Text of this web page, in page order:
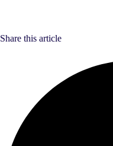
Share this article